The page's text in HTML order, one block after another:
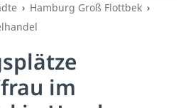
Hamburg Groß Flottbek
im